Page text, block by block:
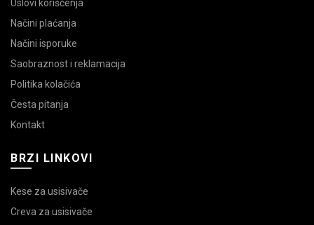
Uslovi korišćenja
Načini plaćanja
Načini isporuke
Saobraznost i reklamacija
Politika kolačića
Česta pitanja
Kontakt
BRZI LINKOVI
Kese za usisivače
Creva za usisivače